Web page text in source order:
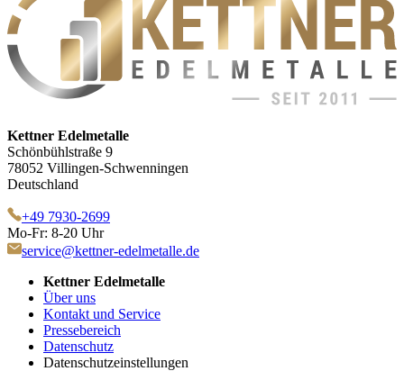
Kettner Edelmetalle
Schönbühlstraße 9
78052 Villingen-Schwenningen
Deutschland
+49 7930-2699
Mo-Fr: 8-20 Uhr
service@kettner-edelmetalle.de
Kettner Edelmetalle
Über uns
Kontakt und Service
Pressebereich
Datenschutz
Datenschutzeinstellungen